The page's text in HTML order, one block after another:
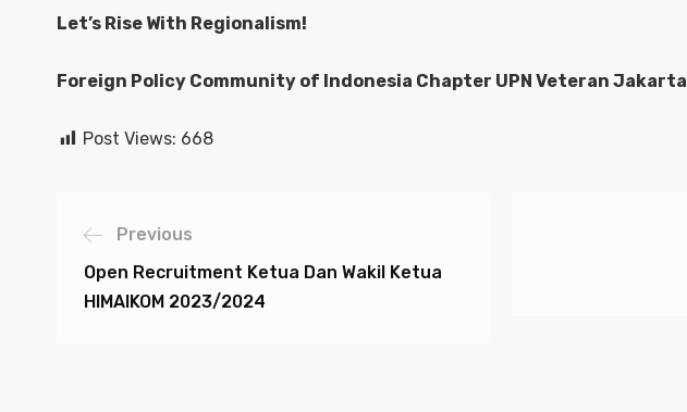
Let’s Rise With Regionalism!
Foreign Policy Community of Indonesia Chapter UPN Veteran Jakarta
Post Views: 668
Previous
Open Recruitment Ketua Dan Wakil Ketua
HIMAIKOM 2023/2024